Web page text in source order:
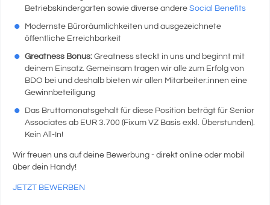
Betriebskindergarten sowie diverse andere Social Benefits
Modernste Büroräumlichkeiten und ausgezeichnete
öffentliche Erreichbarkeit
Greatness Bonus: Greatness steckt in uns und beginnt mit
deinem Einsatz. Gemeinsam tragen wir alle zum Erfolg von
BDO bei und deshalb bieten wir allen Mitarbeiter:innen eine
Gewinnbeteiligung
Das Bruttomonatsgehalt für diese Position beträgt für Senior
Associates ab EUR 3.700 (Fixum VZ Basis exkl. Überstunden).
Kein All-In!
Wir freuen uns auf deine Bewerbung - direkt online oder mobil
über dein Handy!
JETZT BEWERBEN